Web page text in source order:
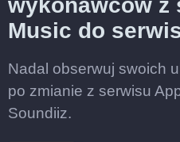
wykonawców z
Music do
Nadal obserwuj swoich
po zmianie z serwisu
Soundiiz.